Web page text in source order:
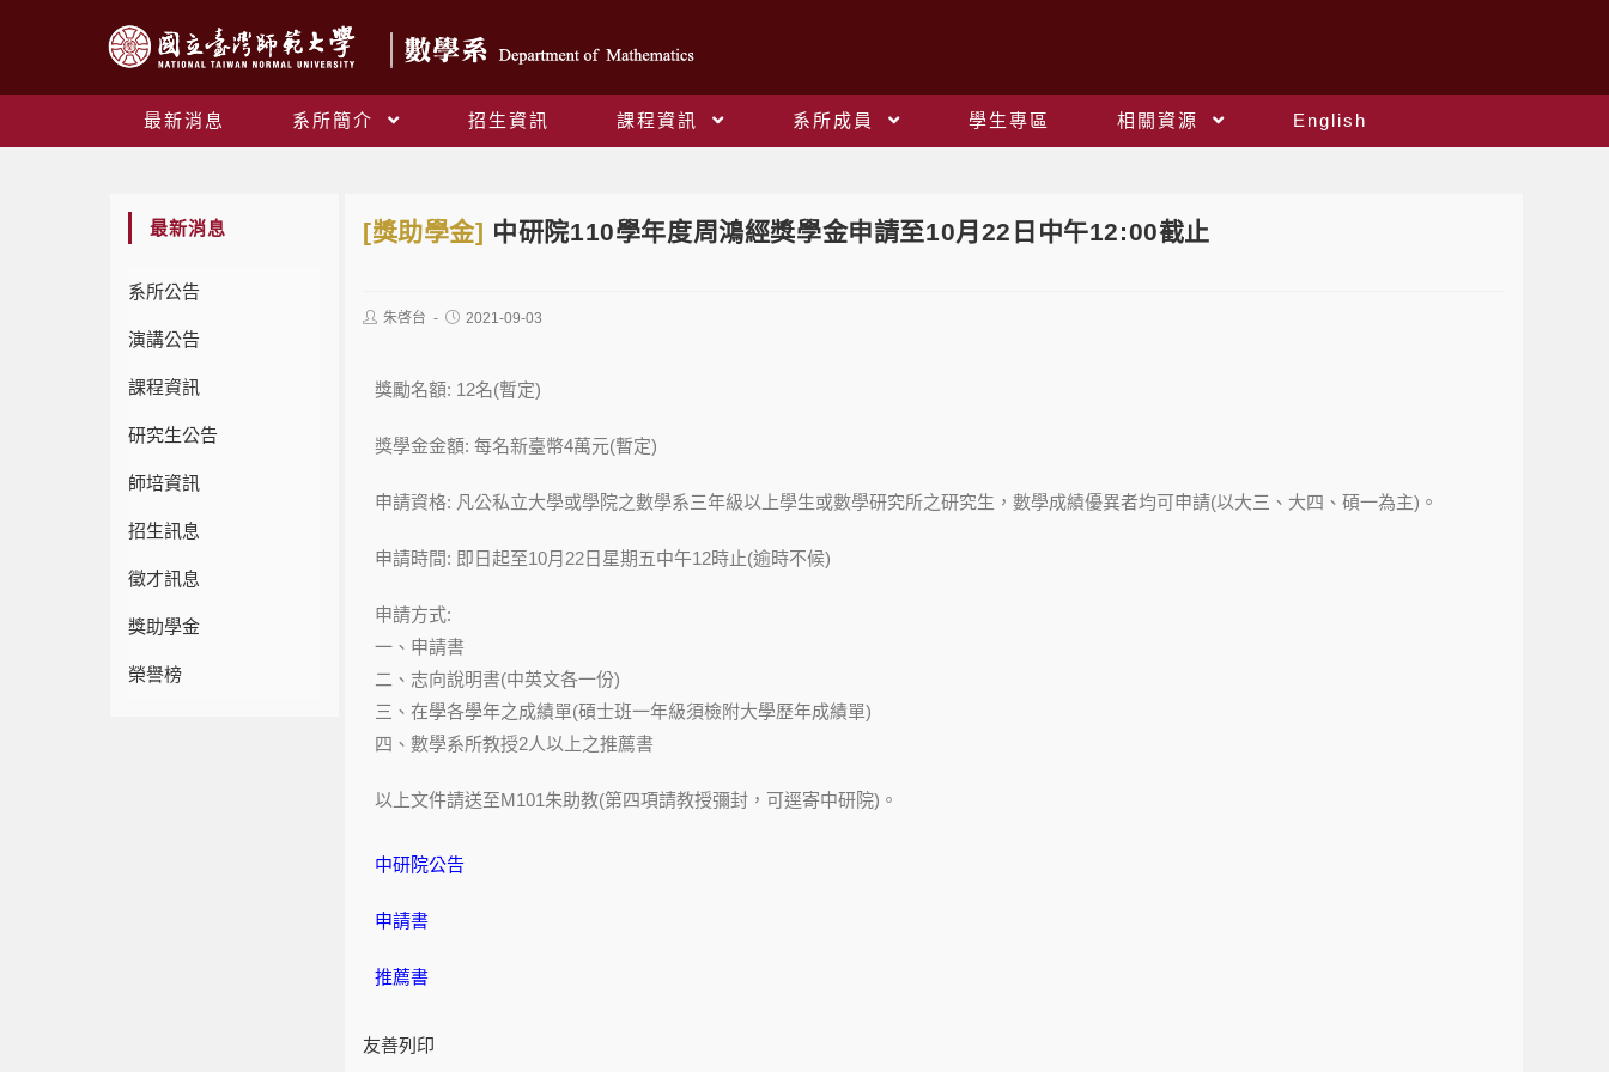
最新消息 系所簡介 招生資訊 課程資訊 系所成員 學生專區 相關資源
English
最新消息
系所公告
演講公告
課程資訊
研究生公告
師培資訊
招生訊息
徵才訊息
獎助學金
榮譽榜
[獎助學金] 中研院110學年度周鴻經獎學金申請至10月22日中午12:00截止
朱啓台 2021-09-03
獎勵名額: 12名(暫定)
獎學金金額: 每名新臺幣4萬元(暫定)
申請資格: 凡公私立大學或學院之數學系三年級以上學生或數學研究所之研究生，數學成績優異者均可申請(以大三、大四、碩一為主)。
申請時間: 即日起至10月22日星期五中午12時止(逾時不候)
申請方式:
一、申請書
二、志向說明書(中英文各一份)
三、在學各學年之成績單(碩士班一年級須檢附大學歷年成績單)
四、數學系所教授2人以上之推薦書
以上文件請送至M101朱助教(第四項請教授彌封，可逕寄中研院)。
中研院公告
申請書
推薦書
友善列印